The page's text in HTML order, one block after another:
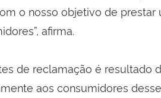
o nosso objetivo de prestar
afirma.
de reclamação é resultado
aos consumidores